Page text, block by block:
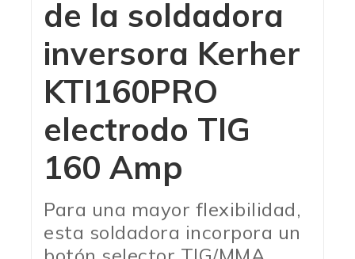
de la soldadora
inversora Kerher
KTI160PRO
electrodo TIG
160 Amp
Para una mayor flexibilidad,
esta soldadora incorpora un